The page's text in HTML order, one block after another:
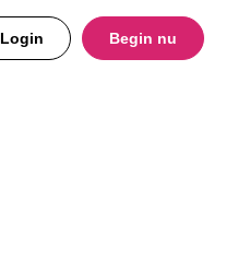
Login Begin nu